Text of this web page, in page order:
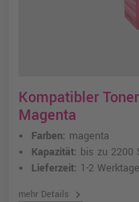
Kompatibler
Magenta
Farben: magenta
Kapazität: bis zu 2200
Lieferzeit: 1-2 Werktage
mehr Details chevron_right